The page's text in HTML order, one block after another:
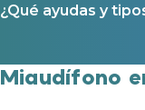
¿Qué ayudas y
Miaudífono